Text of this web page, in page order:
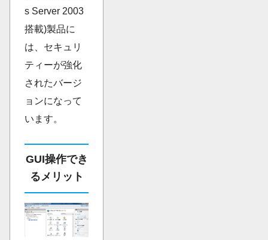
s Server 2003
搭載)製品に
は、セキュリ
ティーが強化
されたバージ
ョンになって
います。
GUI操作でき
るメリット